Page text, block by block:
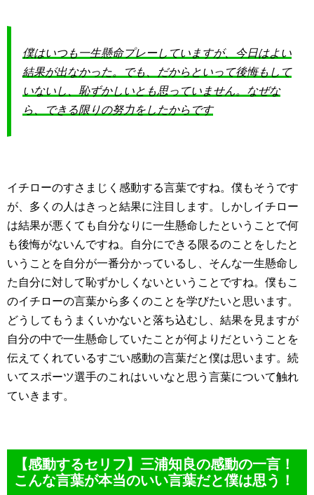
僕はいつも一生懸命プレーしていますが、今日はよい
結果が出なかった。でも、だからといって後悔もして
いないし、恥ずかしいとも思っていません。なぜな
ら、できる限りの努力をしたからです
イチローのすさまじく感動する言葉ですね。僕もそうです
が、多くの人はきっと結果に注目します。しかしイチロー
は結果が悪くても自分なりに一生懸命したということで何
も後悔がないんですね。自分にできる限るのことをしたと
いうことを自分が一番分かっているし、そんな一生懸命し
た自分に対して恥ずかしくないということですね。僕もこ
のイチローの言葉から多くのことを学びたいと思います。
どうしてもうまくいかないと落ち込むし、結果を見ますが
自分の中で一生懸命していたことが何よりだということを
伝えてくれているすごい感動の言葉だと僕は思います。続
いてスポーツ選手のこれはいいなと思う言葉について触れ
ていきます。
【感動するセリフ】三浦知良の感動の一言！
こんな言葉が本当のいい言葉だと僕は思う！